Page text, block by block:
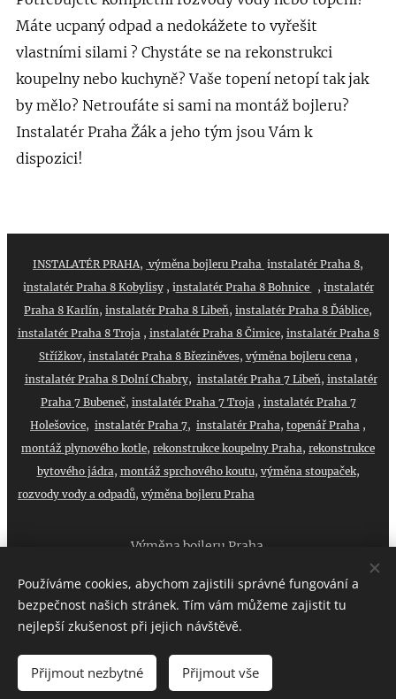
Máte ucpaný odpad a nedokážete to vyřešit
vlastními silami ? Chystáte se na rekonstrukci
koupelny nebo kuchyně? Vaše topení netopí tak jak
by mělo? Netroufáte si sami na montáž bojleru?
Instalatér Praha Žák a jeho tým jsou Vám k
dispozici!
INSTALATÉR PRAHA, výměna bojleru Praha instalatér Praha 8,
instalatér Praha 8 Kobylisy, instalatér Praha 8 Bohnice , instalatér
Praha 8 Karlín, instalatér Praha 8 Libeň, instalatér Praha 8 Ďáblice,
instalatér Praha 8 Troja, instalatér Praha 8 Čimice, instalatér Praha 8
Střížkov, instalatér Praha 8 Březiněves, výměna bojleru cena,
instalatér Praha 8 Dolní Chabry, instalatér Praha 7 Libeň, instalatér
Praha 7 Bubeneč, instalatér Praha 7 Troja, instalatér Praha 7
Holešovice, instalatér Praha 7, instalatér Praha, topenář Praha ,
montáž plynového kotle, rekonstrukce koupelny Praha, rekonstrukce
bytového jádra, montáž sprchového koutu, výměna stoupaček,
rozvody vody a odpadů, výměna bojleru Praha
Výměna bojleru Praha
VOLEJTE :+420 608 025 896
Jazyky
Používáme cookies, abychom zajistili správné fungování a
bezpečnost našich stránek. Tím vám můžeme zajistit tu
nejlepší zkušenost při jejich návštěvě.
Přijmout nezbytné Přijmout vše